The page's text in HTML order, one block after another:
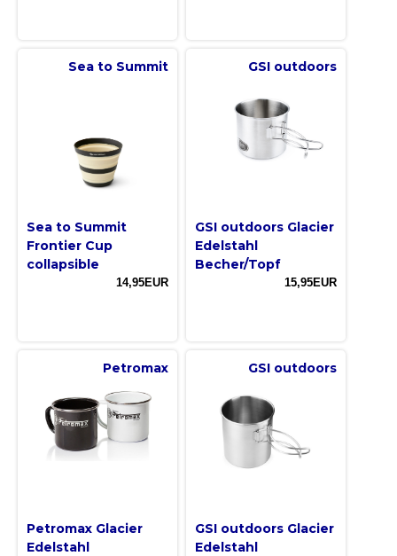
Sea to Summit
Sea to Summit
Frontier Cup
collapsible
14,95EUR
GSI outdoors
GSI outdoors Glacier
Edelstahl
Becher/Topf
15,95EUR
Petromax
Petromax Glacier
Edelstahl
GSI outdoors
GSI outdoors Glacier
Edelstahl